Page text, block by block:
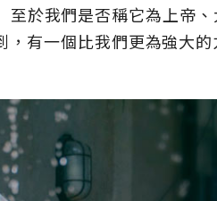
至於我們是否稱它為上帝
有一個比我們更為強大的